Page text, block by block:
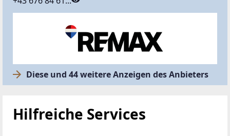
Diese und 44 weitere Anzeigen des Anbieters
Hilfreiche Services